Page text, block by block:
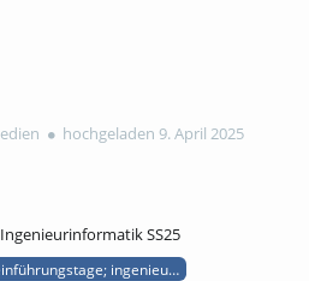
hochgeladen 9. April 2025
SS25
ingenieurinformatik; ss25